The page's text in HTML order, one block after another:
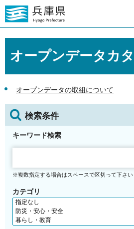
オープンデータカ
オープンデータの取組について
検索条件
キーワード検索
※複数指定する場合はスペースで区切って下さい
カテゴリ